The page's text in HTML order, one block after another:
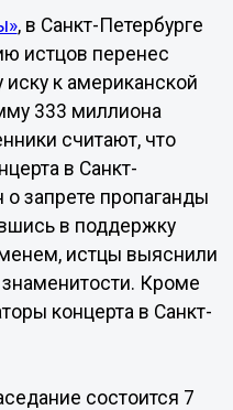
, в Санкт-Петербурге
истцов перенес
к американской
333 миллиона
считают, что
в Санкт-
о запрете пропаганды
в поддержку
истцы выяснили
Кроме
концерта в Санкт-
состоится 7